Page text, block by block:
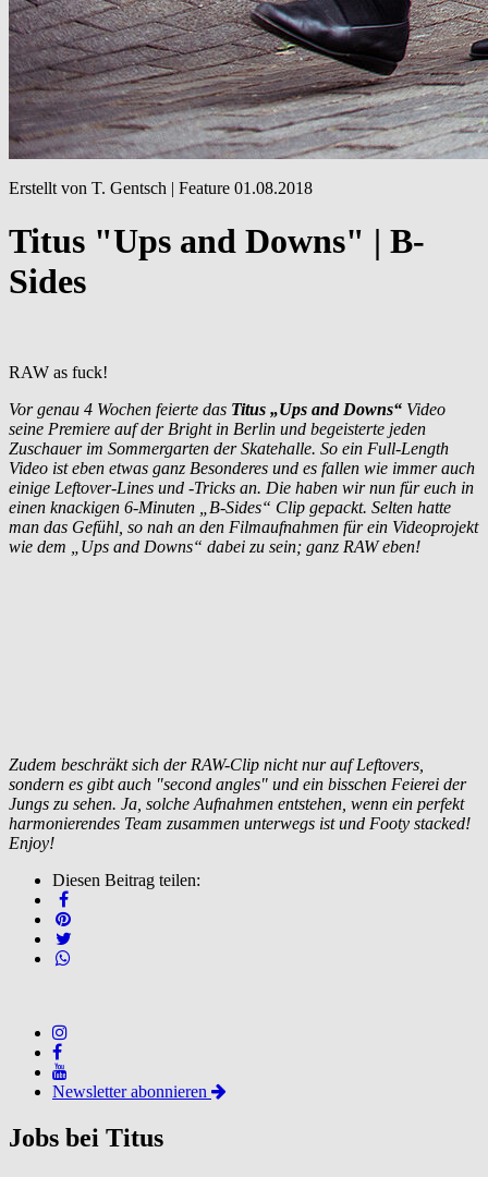
Erstellt von T. Gentsch | Feature 01.08.2018
Titus "Ups and Downs" | B-
Sides
RAW as fuck!
Vor genau 4 Wochen feierte das Titus „Ups and Downs“ Video
seine Premiere auf der Bright in Berlin und begeisterte jeden
Zuschauer im Sommergarten der Skatehalle. So ein Full-Length
Video ist eben etwas ganz Besonderes und es fallen wie immer auch
einige Leftover-Lines und -Tricks an. Die haben wir nun für euch in
einen knackigen 6-Minuten „B-Sides“ Clip gepackt. Selten hatte
man das Gefühl, so nah an den Filmaufnahmen für ein Videoprojekt
wie dem „Ups and Downs“ dabei zu sein; ganz RAW eben!
Zudem beschräkt sich der RAW-Clip nicht nur auf Leftovers,
sondern es gibt auch "second angles" und ein bisschen Feierei der
Jungs zu sehen. Ja, solche Aufnahmen entstehen, wenn ein perfekt
harmonierendes Team zusammen unterwegs ist und Footy stacked!
Enjoy!
Diesen Beitrag teilen:
Newsletter abonnieren
Jobs bei Titus